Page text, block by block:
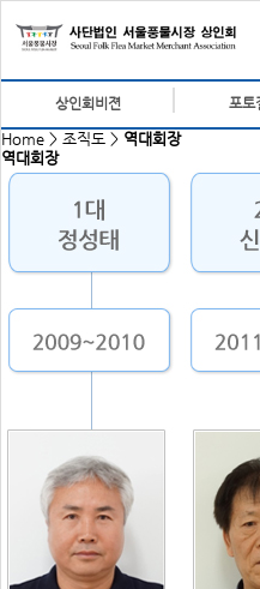
상인회비젼 포토
Home > 조직도 > 역대회장
역대회장